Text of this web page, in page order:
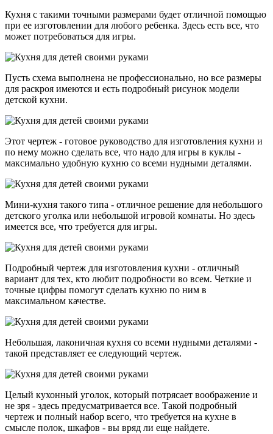
Кухня с такими точными размерами будет отличной помощью
при ее изготовлении для любого ребенка. Здесь есть все, что
может потребоваться для игры.
Пусть схема выполнена не профессионально, но все размеры
для раскроя имеются и есть подробный рисунок модели
детской кухни.
Этот чертеж - готовое руководство для изготовления кухни и
по нему можно сделать все, что надо для игры в куклы -
максимально удобную кухню со всеми нудными деталями.
Мини-кухня такого типа - отличное решение для небольшого
детского уголка или небольшой игровой комнаты. Но здесь
имеется все, что требуется для игры.
Подробный чертеж для изготовления кухни - отличный
вариант для тех, кто любит подробности во всем. Четкие и
точные цифры помогут сделать кухню по ним в
максимальном качестве.
Небольшая, лаконичная кухня со всеми нудными деталями -
такой представляет ее следующий чертеж.
Целый кухонный уголок, который потрясает воображение и
не зря - здесь предусматривается все. Такой подробный
чертеж и полный набор всего, что требуется на кухне в
смысле полок, шкафов - вы вряд ли еще найдете.